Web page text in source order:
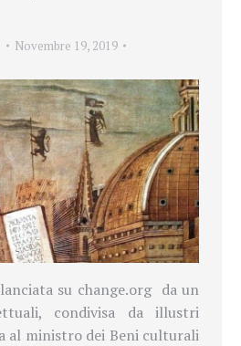
Novembre 19, 2019
su change.org da un
condivisa da illustri
al ministro dei Beni culturali